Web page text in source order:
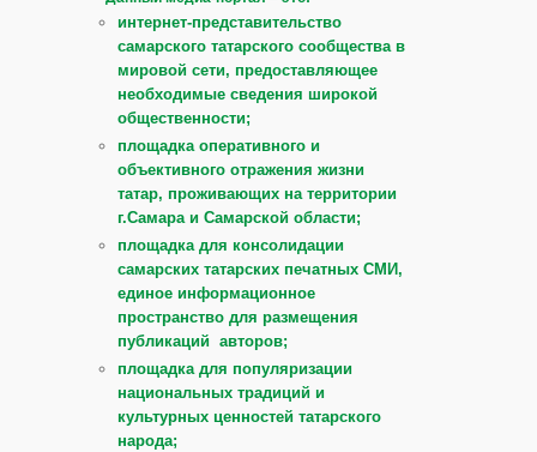
интернет-представительство
самарского татарского сообщества в
мировой сети, предоставляющее
необходимые сведения широкой
общественности;
площадка оперативного и
объективного отражения жизни
татар, проживающих на территории
г.Самара и Самарской области;
площадка для консолидации
самарских татарских печатных СМИ,
единое информационное
пространство для размещения
публикаций авторов;
площадка для популяризации
национальных традиций и
культурных ценностей татарского
народа;